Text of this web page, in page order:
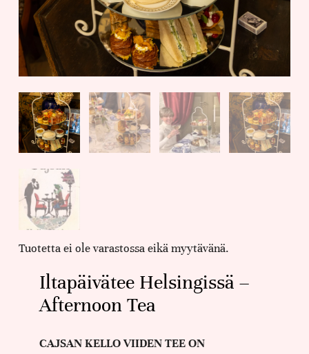
Tuotetta ei ole varastossa eikä myytävänä.
Iltapäivätee Helsingissä –
Afternoon Tea
CAJSAN KELLO VIIDEN TEE ON